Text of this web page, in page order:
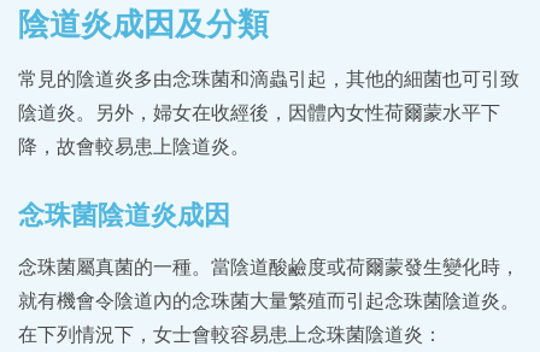
陰道炎成因及分類
常見的陰道炎多由念珠菌和滴蟲引起，其他的細菌也可引致
陰道炎。另外，婦女在收經後，因體內女性荷爾蒙水平下
降，故會較易患上陰道炎。
念珠菌陰道炎成因
念珠菌屬真菌的一種。當陰道酸鹼度或荷爾蒙發生變化時，
就有機會令陰道內的念珠菌大量繁殖而引起念珠菌陰道炎。
在下列情況下，女士會較容易患上念珠菌陰道炎：